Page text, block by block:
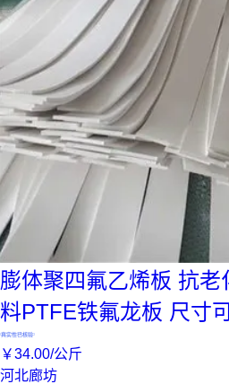
膨体聚四氟乙烯板 抗
料PTFE铁氟龙板 尺寸
真实性已核验
￥34.00/公斤
河北廊坊